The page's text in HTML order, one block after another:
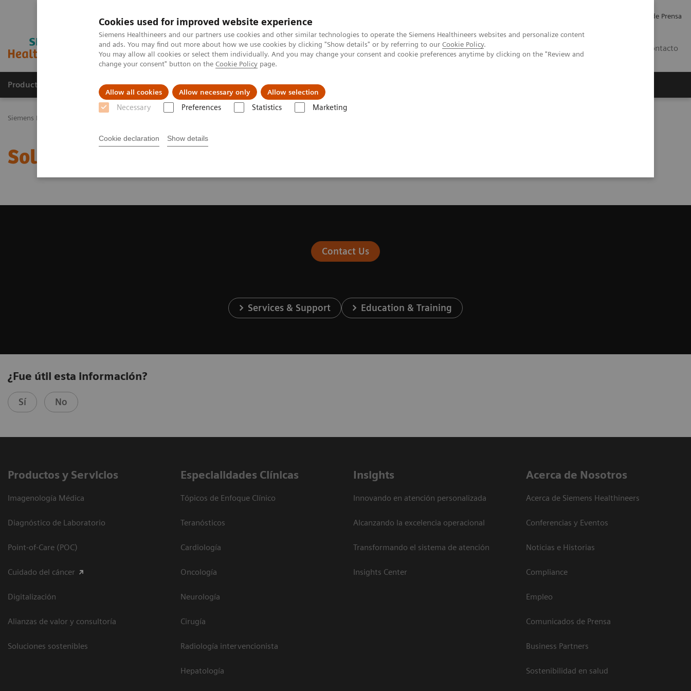
Cookies used for improved website experience
Siemens Healthineers and our partners use cookies and other similar technologies to operate the Siemens Healthineers websites and personalize content
and ads. You may find out more about how we use cookies by clicking "Show details" or by referring to our Cookie Policy.
You may allow all cookies or select them individually. And you may change your consent and cookie preferences anytime by clicking on the "Review and
change your consent" button on the Cookie Policy page.
Allow all cookies Allow necessary only Allow selection
Necessary Preferences Statistics Marketing
Cookie declaration Show details
Comunicados de Prensa
Contacto
Productos y servicios Especialidades Clínicas Servicios post venta
Siemens Healthineers Latinoamérica
Solicite un Presupuesto
Contact Us
Services & Support Education & Training
¿Fue útil esta información?
Sí No
Productos y Servicios
Imagenología Médica
Diagnóstico de Laboratorio
Point-of-Care (POC)
Cuidado del cáncer
Digitalización
Alianzas de valor y consultoría
Soluciones sostenibles
Especialidades Clínicas
Tópicos de Enfoque Clínico
Teranósticos
Cardiología
Oncología
Neurología
Cirugía
Radiología intervencionista
Hepatología
Insights
Innovando en atención personalizada
Alcanzando la excelencia operacional
Transformando el sistema de atención
Insights Center
Acerca de Nosotros
Acerca de Siemens Healthineers
Conferencias y Eventos
Noticias e Historias
Compliance
Empleo
Comunicados de Prensa
Business Partners
Sostenibilidad en salud